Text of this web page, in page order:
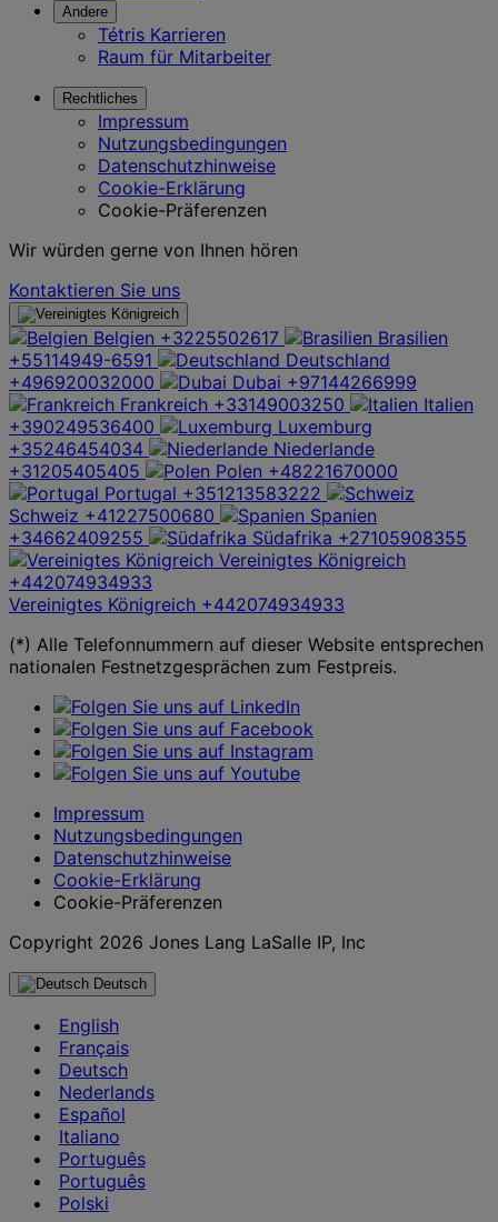
Andere
Tétris Karrieren
Raum für Mitarbeiter
Rechtliches
Impressum
Nutzungsbedingungen
Datenschutzhinweise
Cookie-Erklärung
Cookie-Präferenzen
Wir würden gerne von Ihnen hören
Kontaktieren Sie uns
Belgien +3225502617
Brasilien
+55114949-6591
Deutschland
+496920032000
Dubai +97144266999
Frankreich +33149003250
Italien
+390249536400
Luxemburg
+35246454034
Niederlande
+31205405405
Polen +48221670000
Portugal +351213583222
Schweiz +41227500680
Spanien
+34662409255
Südafrika +27105908355
Vereinigtes Königreich
+442074934933
Vereinigtes Königreich +442074934933
(*) Alle Telefonnummern auf dieser Website entsprechen
nationalen Festnetzgesprächen zum Festpreis.
Impressum
Nutzungsbedingungen
Datenschutzhinweise
Cookie-Erklärung
Cookie-Präferenzen
Copyright 2026 Jones Lang LaSalle IP, Inc
Deutsch
English
Français
Deutsch
Nederlands
Español
Italiano
Português
Português
Polski